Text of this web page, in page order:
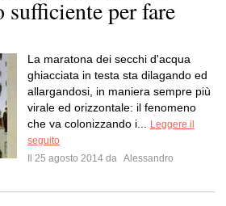
sufficiente per fare
La maratona dei secchi d'acqua
ghiacciata in testa sta dilagando ed
allargandosi, in maniera sempre più
virale ed orizzontale: il fenomeno
che va colonizzando i...
Leggere il
seguito
Il 25 agosto 2014 da Alessandro